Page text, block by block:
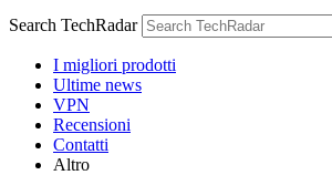
Search TechRadar
I migliori prodotti
Ultime news
VPN
Recensioni
Contatti
Altro